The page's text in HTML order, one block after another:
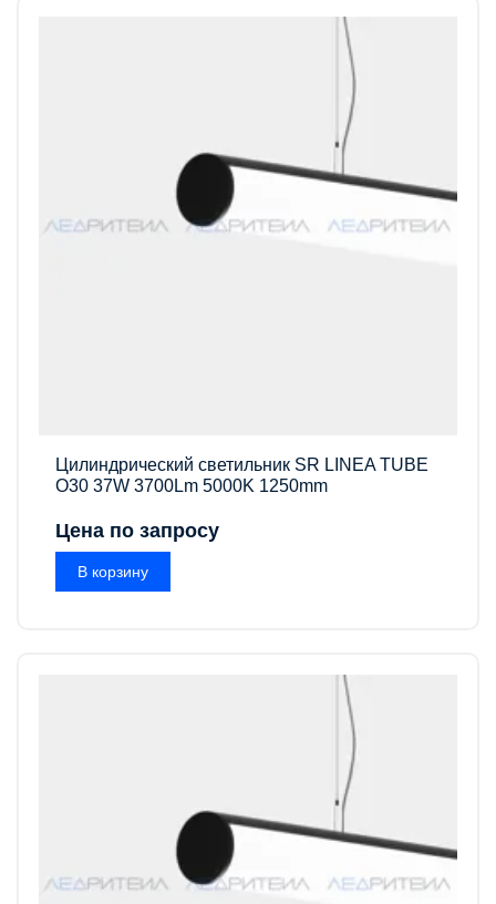
Цилиндрический светильник SR LINEA TUBE
O30 37W 3700Lm 5000K 1250mm
Цена по запросу
В корзину